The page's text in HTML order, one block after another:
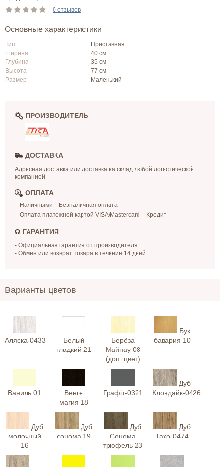
0 отзывов
Основные характеристики
Тип
Приставная
Ширина
40 см
Глубина
35 см
Высота
77 см
Размер
Маленький
ПРОИЗВОДИТЕЛЬ
ДОСТАВКА
Адресная доставка или доставка на склад любой логистической
компанией
ОПЛАТА
Наличными
Безналичная оплата
Оплата платежной картой VISA/Mastercard
Кредит
ГАРАНТИЯ
- Официальная гарантия от производителя
- Обмен или возврат товара в течение 14 дней
Варианты цветов
Аляска-0433
Белый
гладкий 21
Берёза
Майнау 08
(доп. цвет)
Бук
бавария 10
Ваниль 01
Венге
магия 18
Графіт-0321
Дуб
Клондайк-0426
Дуб
молочный
16
Дуб
сонома 19
Дуб
Сонома
трюфель 23
Дуб
Тахо-0474